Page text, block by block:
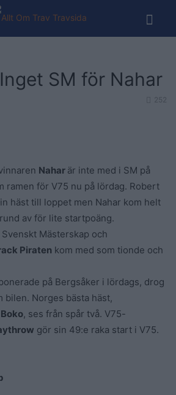
SM för Nahar
252
Nahar är inte med i SM på
ramen för V75 nu på lördag. Robert
häst till loppet men Nahar kom helt
av för lite startpoäng.
Mästerskap och
Piraten kom med som tionde och
på Bergsåker i lördags, drog
bilen. Norges bästa häst,
, ses från spår två. V75-
gör sin 49:e raka start i V75.